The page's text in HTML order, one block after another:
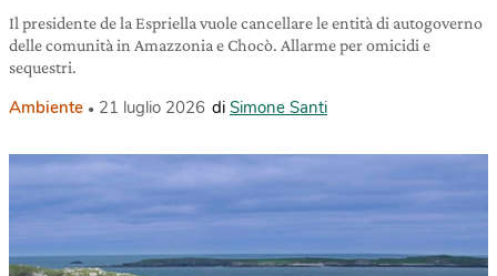
Il presidente de la Espriella vuole cancellare le entità di autogoverno
delle comunità in Amazzonia e Chocò. Allarme per omicidi e
sequestri.
Ambiente 21 luglio 2026 di Simone Santi